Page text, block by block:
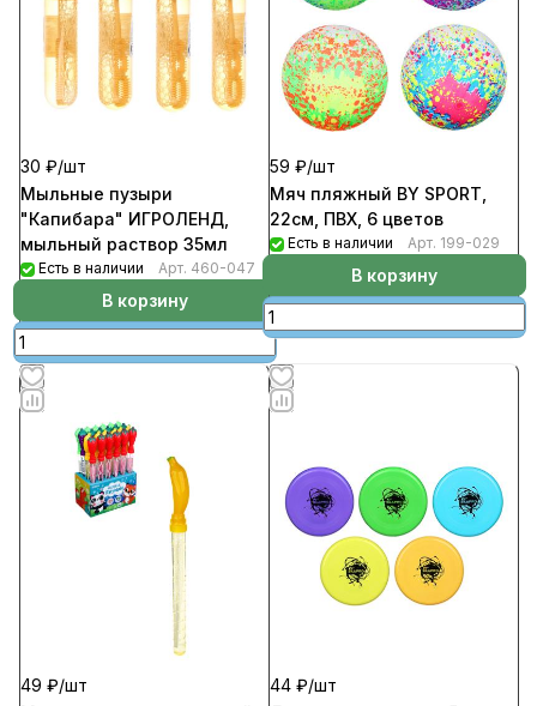
30 ₽/шт
Мыльные пузыри
"Капибара" ИГРОЛЕНД,
мыльный раствор 35мл
Есть в наличии Арт. 460-047
В корзину
59 ₽/шт
Мяч пляжный BY SPORT,
22см, ПВХ, 6 цветов
Есть в наличии Арт. 199-029
В корзину
49 ₽/шт
44 ₽/шт